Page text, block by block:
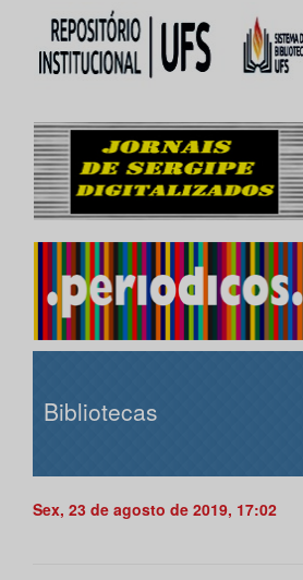
Bibliotecas
Sex, 23 de agosto de 2019, 17:02